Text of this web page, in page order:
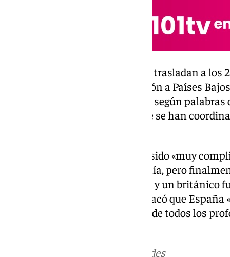
Mientras tanto, los aviones que trasladan a los
bordo han despegado en dirección a Países
haciendo una labor de «escoba», según
ciudadanos de varios países que se han
García dijo que la operación ha sido «muy
referido a Australia, por su lejanía, pero
sus nacionales, un neozelandés y un británico
Bajos. Además, la ministra destacó que
a emergencias» y elogió la labor de todos los
en las redes